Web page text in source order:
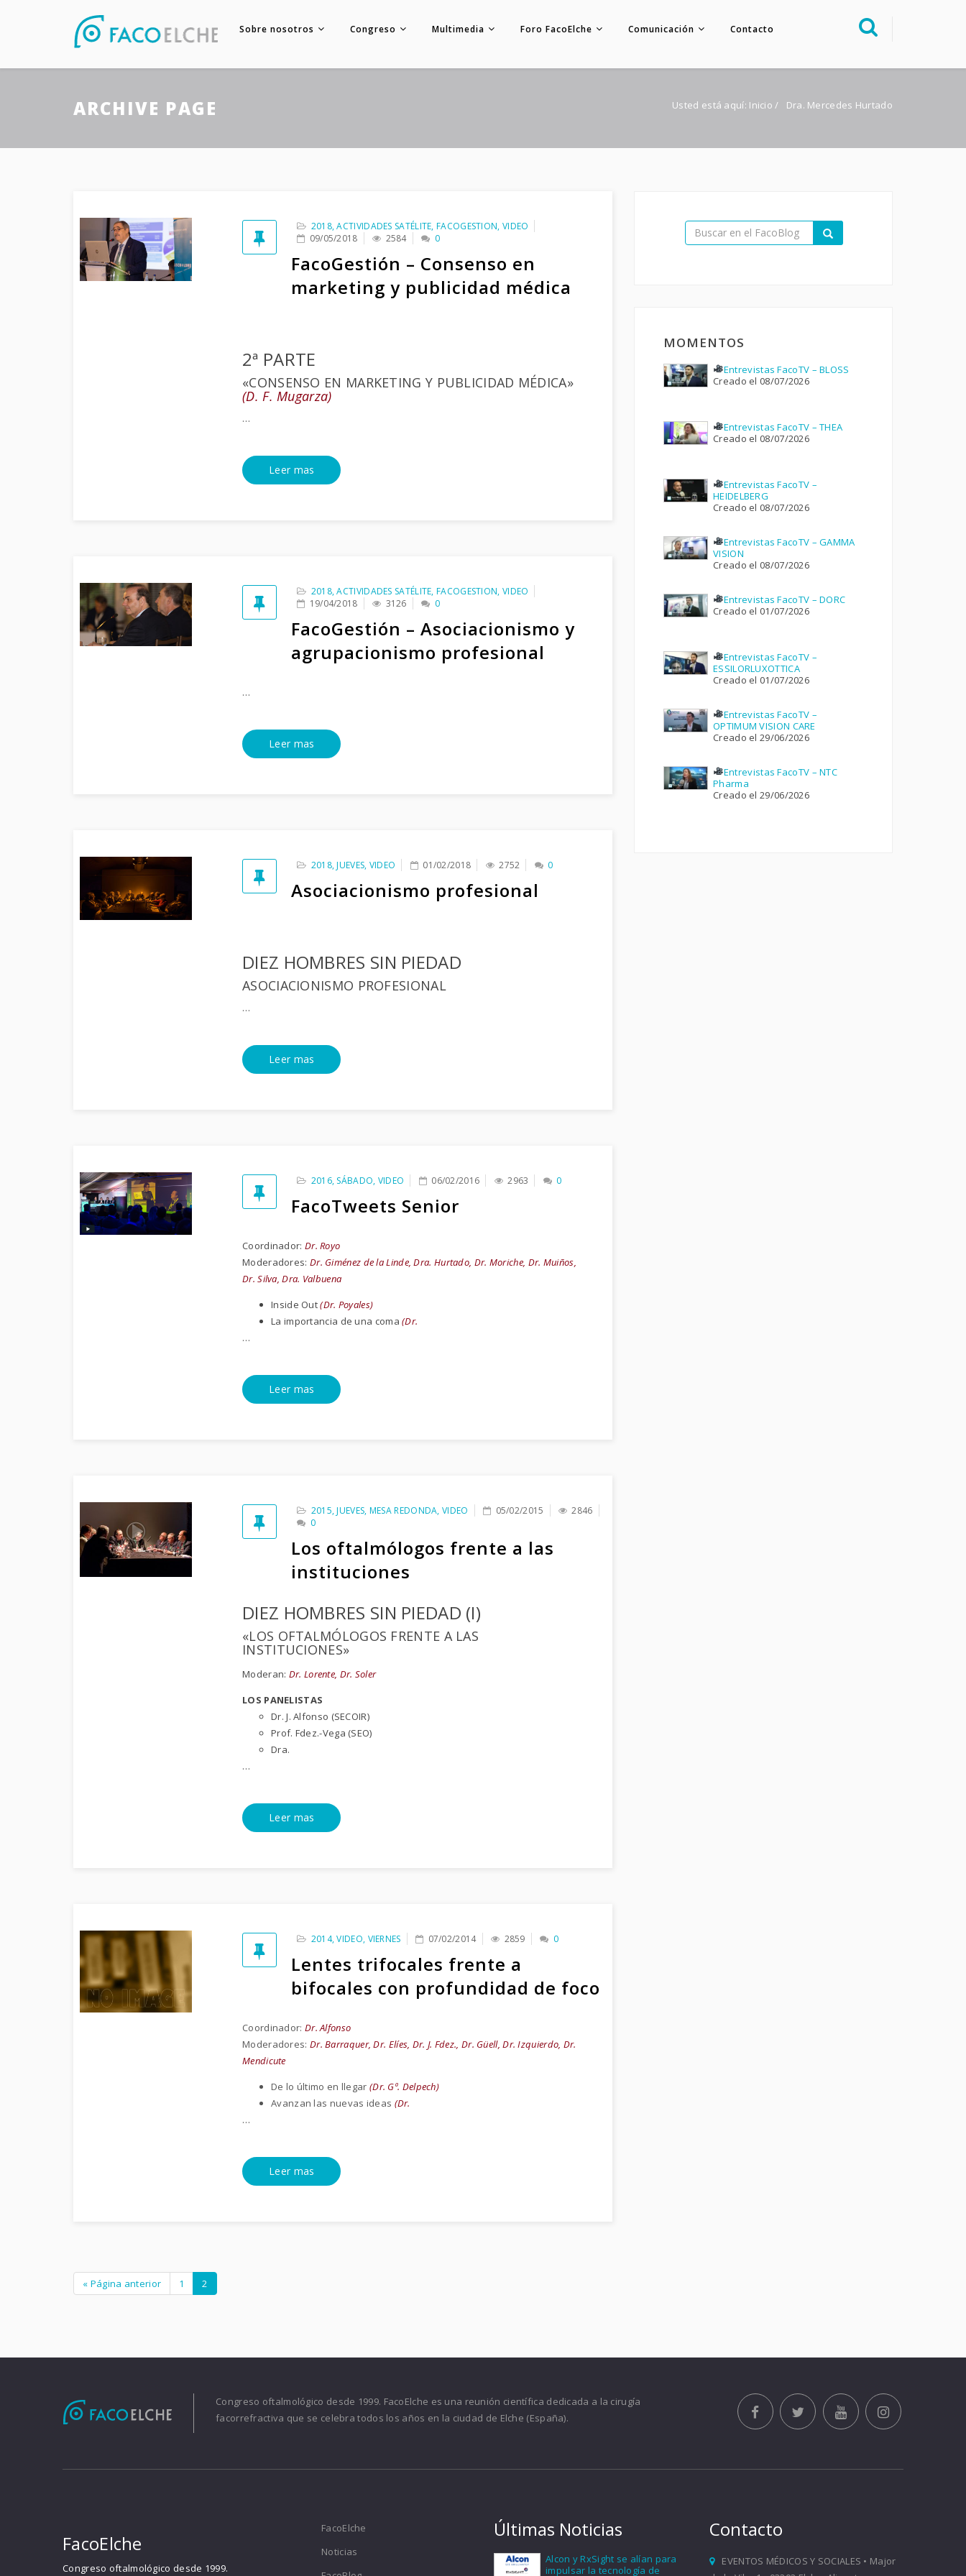
Sobre nosotros Congreso Multimedia Foro FacoElche Comunicación Contacto
Foro FacoElche
ARCHIVE PAGE Usted está aquí: Inicio / Dra. Mercedes Hurtado
2018,ACTIVIDADES SATÉLITE,FACOGESTION, VIDEO
09/05/2018
2584 0
FacoGestión – Consenso en
marketing y publicidad médica
2ª PARTE
«CONSENSO EN MARKETING Y PUBLICIDAD MÉDICA»
(D. F. Mugarza)
…
Leer mas
2018,ACTIVIDADES SATÉLITE,FACOGESTION, VIDEO
19/04/2018
3126 0
FacoGestión – Asociacionismo y
agrupacionismo profesional
…
Leer mas
2018,JUEVES, VIDEO 01/02/2018 2752 0
Asociacionismo profesional
DIEZ HOMBRES SIN PIEDAD
ASOCIACIONISMO PROFESIONAL
…
Leer mas
2016, SÁBADO, VIDEO 06/02/2016 2963 0
FacoTweets Senior
Coordinador: Dr. Royo
Moderadores: Dr. Giménez de la Linde, Dra. Hurtado, Dr. Moriche, Dr. Muiños,
Dr. Silva, Dra. Valbuena
Inside Out(Dr. Poyales)
La importancia de una coma(Dr.
…
Leer mas
2015,JUEVES, MESA REDONDA,VIDEO 05/02/2015
2846
0
Los oftalmólogos frente a las
instituciones
DIEZ HOMBRES SIN PIEDAD (I)
«LOS OFTALMÓLOGOS FRENTE A LAS
INSTITUCIONES»
Moderan: Dr. Lorente, Dr. Soler
LOS PANELISTAS
Dr. J. Alfonso (SECOIR)
Prof. Fdez.-Vega (SEO)
Dra.
…
Leer mas
2014,VIDEO, VIERNES 07/02/2014 2859 0
Lentes trifocales frente a
bifocales con profundidad de foco
Coordinador: Dr. Alfonso
Moderadores: Dr. Barraquer, Dr. Elíes, Dr. J. Fdez., Dr. Güell, Dr. Izquierdo, Dr.
Mendicute
De lo último en llegar (Dr. Gª. Delpech)
Avanzan las nuevas ideas (Dr.
…
Leer mas
« Página anterior 1 2
MOMENTOS
Entrevistas FacoTV – BLOSS
Creado el 08/07/2026
Entrevistas FacoTV – THEA
Creado el 08/07/2026
Entrevistas FacoTV –
HEIDELBERG
Creado el 08/07/2026
Entrevistas FacoTV – GAMMA
VISION
Creado el 08/07/2026
Entrevistas FacoTV – DORC
Creado el 01/07/2026
Entrevistas FacoTV –
ESSILORLUXOTTICA
Creado el 01/07/2026
Entrevistas FacoTV –
OPTIMUM VISION CARE
Creado el 29/06/2026
Entrevistas FacoTV – NTC
Pharma
Creado el 29/06/2026
Congreso oftalmológico desde 1999. FacoElche es una reunión científica dedicada a la cirugía
facorrefractiva que se celebra todos los años en la ciudad de Elche (España).
FacoElche
Congreso oftalmológico desde 1999.
FacoElche
Noticias
Últimas Noticias
Alcon y RxSight se alían para
impulsar la tecnología de
Contacto
EVENTOS MÉDICOS Y SOCIALES • Major